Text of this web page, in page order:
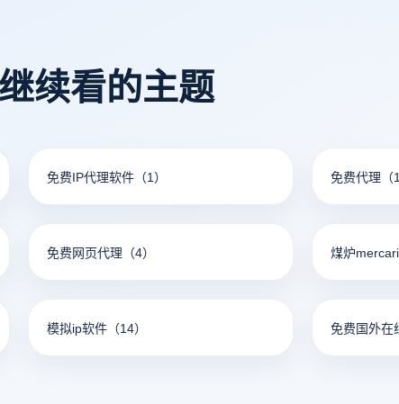
续看的主题
免费IP代理软件 （1） 免费代理 （
免费网页代理 （4） 煤炉mercari
模拟ip软件 （14） 免费国外在